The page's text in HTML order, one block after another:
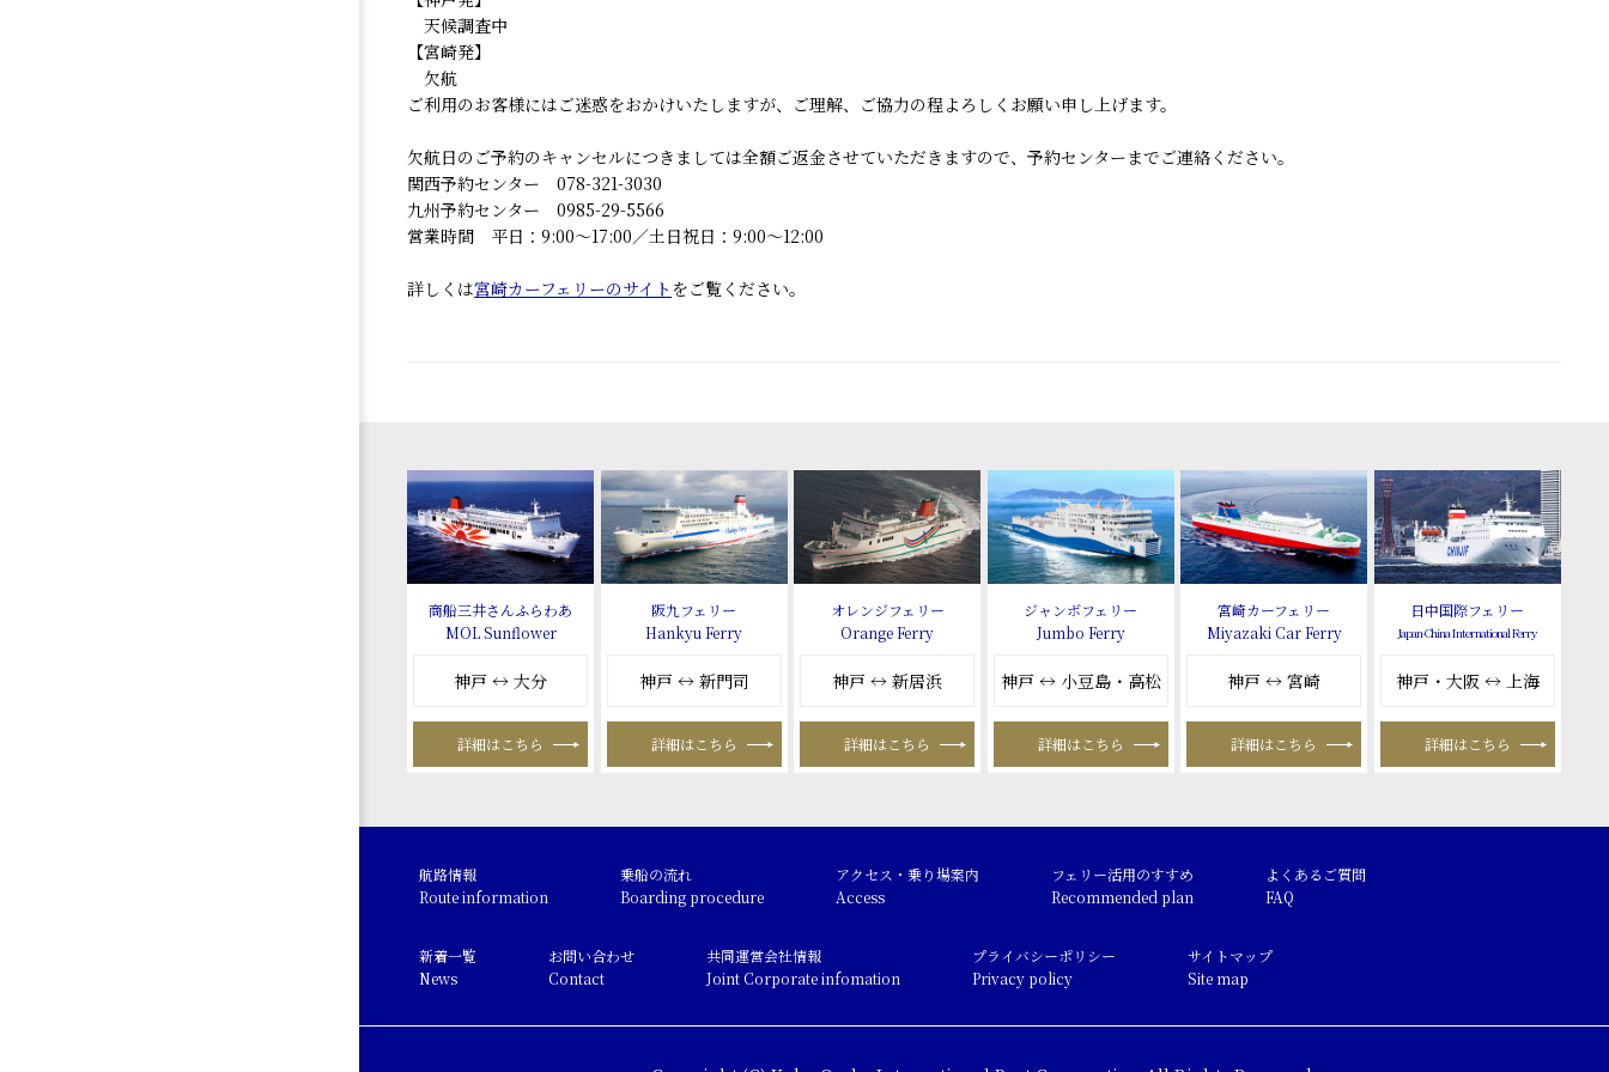
天候調査中
【宮崎発】
欠航
ご利用のお客様にはご迷惑をおかけいたしますが、ご理解、ご協力の程よろしくお願い申し上げます。
欠航日のご予約のキャンセルにつきましては全額ご返金させていただきますので、予約センターまでご連絡ください。
関西予約センター 078-321-3030
九州予約センター 0985-29-5566
営業時間 平日：9:00～17:00／土日祝日：9:00～12:00
詳しくは宮崎カーフェリーのサイト をご覧ください。
商船三井さんふらわあ
MOL Sunflower
神戸 ↔ 大分
詳細はこちら
阪九フェリー
Hankyu Ferry
神戸 ↔ 新門司
詳細はこちら
オレンジフェリー
Orange Ferry
神戸 ↔ 新居浜
詳細はこちら
ジャンボフェリー
Jumbo Ferry
神戸 ↔ 小豆島・高松
詳細はこちら
宮崎カーフェリー
Miyazaki Car Ferry
神戸 ↔ 宮崎
詳細はこちら
日中国際フェリー
Japan-China International Ferry
神戸・大阪 ↔ 上海
詳細はこちら
航路情報
Route information
乗船の流れ
Boarding procedure
アクセス・乗り場案内
Access
フェリー活用のすすめ
Recommended plan
よくあるご質問
FAQ
新着一覧
News
お問い合わせ
Contact
共同運営会社情報
Joint Corporate infomation
プライバシーポリシー
Privacy policy
サイトマップ
Site map